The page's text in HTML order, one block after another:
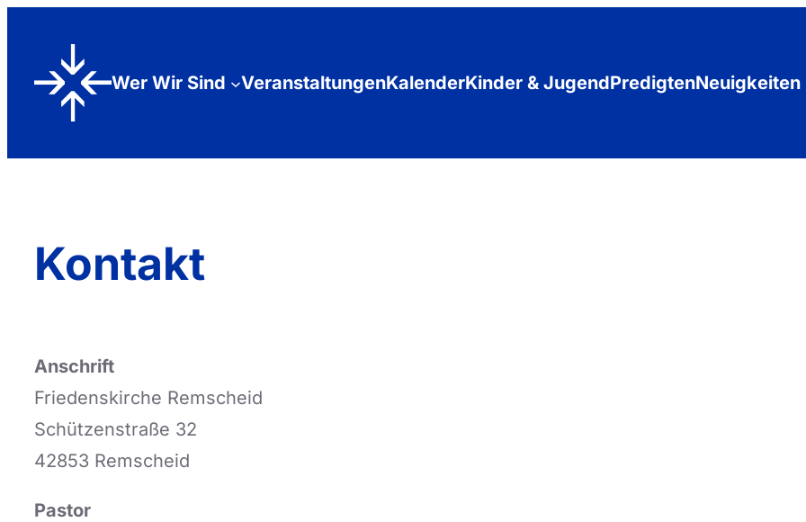
springen
Wer Wir Sind VeranstaltungenKalenderKinder & JugendPredigtenNeuigkeiten
Kontakt
Anschrift
Friedenskirche Remscheid
Schützenstraße 32
42853 Remscheid
Pastor